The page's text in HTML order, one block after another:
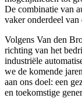
De combinatie van
vaker onderdeel van
Volgens Van den
richting van het
industriële
we de komende
aan ons doel: een
en toekomstige